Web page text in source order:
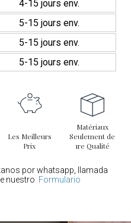
4-15 jours env.
5-15 jours env.
5-15 jours env.
5-15 jours env.
Les Meilleurs
Prix
Matériaux
Seulement de
1re Qualité
por whatsapp, llamada
nuestro Formulario